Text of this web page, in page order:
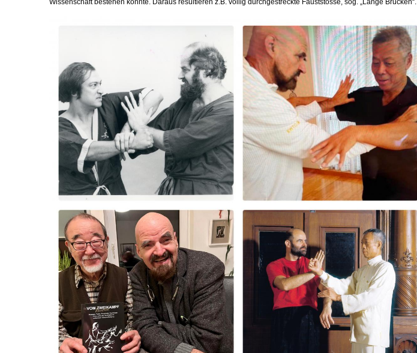
Wissenschaft bestehen konnte. Daraus resultieren z.B. völlig durchgestreckte Fauststösse, sog. „Lange Brücken“.